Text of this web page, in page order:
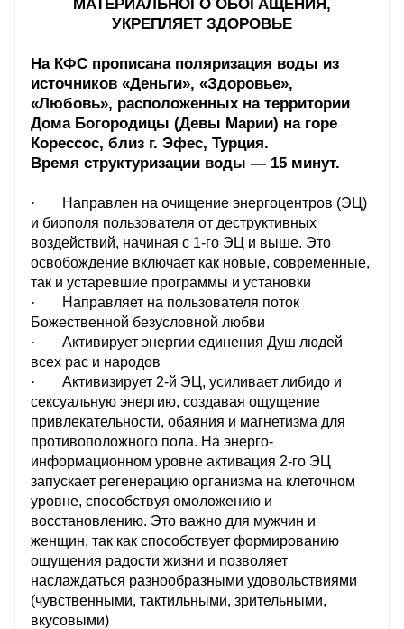
МАТЕРИАЛЬНОГО ОБОГАЩЕНИЯ,
УКРЕПЛЯЕТ ЗДОРОВЬЕ
На КФС прописана поляризация воды из
источников «Деньги», «Здоровье»,
«Любовь», расположенных на территории
Дома Богородицы (Девы Марии) на горе
Корессос, близ г. Эфес, Турция.
Время структуризации воды — 15 минут.
·
Направлен на очищение энергоцентров (ЭЦ)
и биополя пользователя от деструктивных
воздействий, начиная с 1-го ЭЦ и выше. Это
освобождение включает как новые, современные,
так и устаревшие программы и установки
·
Направляет на пользователя поток
Божественной безусловной любви
·
Активирует энергии единения Душ людей
всех рас и народов
·
Активизирует 2-й ЭЦ, усиливает либидо и
сексуальную энергию, создавая ощущение
привлекательности, обаяния и магнетизма для
противоположного пола. На энерго-
информационном уровне активация 2-го ЭЦ
запускает регенерацию организма на клеточном
уровне, способствуя омоложению и
восстановлению. Это важно для мужчин и
женщин, так как способствует формированию
ощущения радости жизни и позволяет
наслаждаться разнообразными удовольствиями
(чувственными, тактильными, зрительными,
вкусовыми)